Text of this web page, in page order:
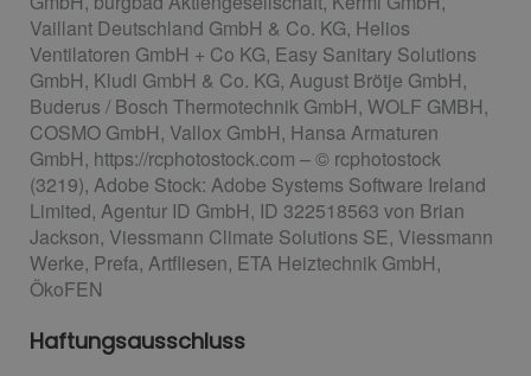
Vaillant Deutschland GmbH & Co. KG, Helios
Ventilatoren GmbH + Co KG, Easy Sanitary Solutions
GmbH, Kludi GmbH & Co. KG, August Brötje GmbH,
Buderus / Bosch Thermotechnik GmbH, WOLF GMBH,
COSMO GmbH, Vallox GmbH, Hansa Armaturen
GmbH, https://rcphotostock.com – © rcphotostock
(3219), Adobe Stock: Adobe Systems Software Ireland
Limited, Agentur ID GmbH, ID 322518563 von Brian
Jackson, Viessmann Climate Solutions SE, Viessmann
Werke, Prefa, Artfliesen, ETA Heiztechnik GmbH,
ÖkoFEN
Haftungsausschluss